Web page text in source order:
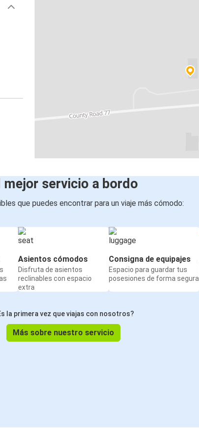
mejor servicio a bordo
que puedes encontrar para un viaje más cómodo:
Asientos cómodos
Disfruta de asientos
reclinables con espacio
extra
Consigna de equipajes
Espacio para guardar tus
posesiones de forma segura
la primera vez que viajas con nosotros?
Más sobre nuestro servicio